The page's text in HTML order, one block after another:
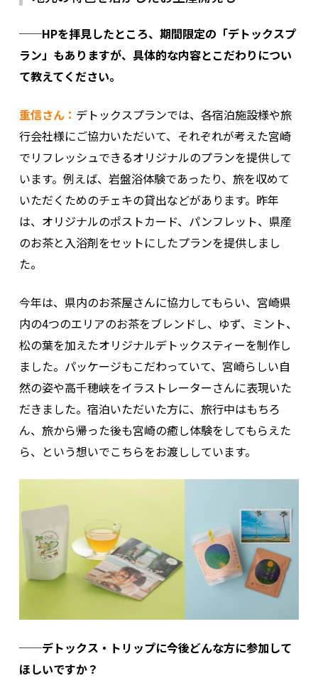
──HPを拝見したところ、期間限定の「デトックスプ
ラン」もありますが、具体的な内容とこだわりについ
て教えてください。
重信さん： デトックスプランでは、各宿泊施設様や旅
行会社様にご協力いただいて、それぞれが考えた宮崎
でリフレッシュできるオリジナルのプランを提供して
います。例えば、岩盤浴体験であったり、旅を収めて
いただくためのチェキの貸出などがあります。昨年
は、オリジナルのポストカード、パンフレット、県産
のお茶と入浴剤をセットにしたプランを提供しまし
た。
今年は、県内のお茶屋さんに協力してもらい、宮崎県
内の4つのエリアのお茶をブレンドし、ゆず、ミント、
松の葉を加えたオリジナルデトックスティーを制作し
ました。パッケージもこだわっていて、宮崎らしい自
然の姿や高千穂峡をイラストレーターさんに表現いた
だきました。宿泊いただいた方に、旅行中はもちろ
ん、旅から帰った後も宮崎の癒し体験をしてもらえた
ら、という想いでこちらをお渡ししています。
──デトックス・トリップに今後どんな方に参加して
ほしいですか？